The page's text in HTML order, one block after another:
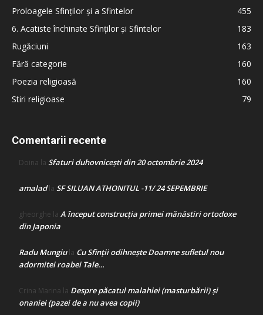
Proloagele Sfinților și a Sfintelor
455
6. Acatiste închinate Sfinților și Sfintelor
183
Rugăciuni
163
Fără categorie
160
Poezia religioasă
160
Stiri religioase
79
Comentarii recente
Doina la Sfaturi duhovnicești din 20 octombrie 2024
amaladla SF SILUAN ATHONITUL -11/ 24 SEPEMBRIE
gheorghe la A început construcţia primei mănăstiri ortodoxe
din Japonia
Radu Mungiula Cu Sfinții odihnește Doamne sufletul nou
adormitei roabei Tale…
Crina Marina la Despre păcatul malahiei (masturbării) şi
onaniei (pazei de a nu avea copii)